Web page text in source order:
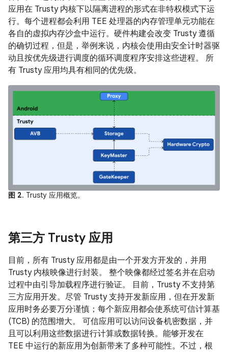
应用在 Trusty 内核下以隔离进程的形式在非特权模式下运
行。每个进程都会利用 TEE 处理器的内存管理单元功能在
各自的虚拟内存沙盒中运行。硬件构建会改变 Trusty 遵循
的确切过程，但是，举例来说，内核会使用由安全计时器驱
动且按优先级进行调度的循环调度程序安排这些进程。 所
有 Trusty 应用均具有相同的优先级。
图 2. Trusty 应用概览。
第三方 Trusty 应用
目前，所有 Trusty 应用都是由一个开发方开发的，并用
Trusty 内核映像进行封装。 整个映像都经过签名并在启动
过程中由引导加载程序进行验证。 目前，Trusty 不支持第
三方应用开发。尽管 Trusty 支持开发新应用，但在开发新
应用时务必要万分谨慎；每个新应用都会使系统可信计算基
(TCB) 的范围增大。 可信应用可以访问设备机密数据，并
且可以利用这些数据进行计算或数据转换。能够开发在
TEE 中运行的新应用为创新带来了多种可能性。不过，根